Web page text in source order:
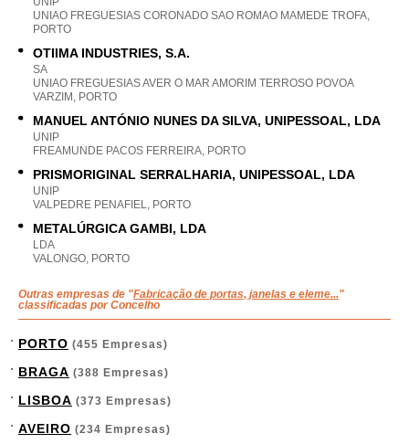
UNIAO FREGUESIAS CORONADO SAO ROMAO MAMEDE TROFA,
PORTO
OTIIMA INDUSTRIES, S.A.
SA
UNIAO FREGUESIAS AVER O MAR AMORIM TERROSO POVOA
VARZIM, PORTO
MANUEL ANTÓNIO NUNES DA SILVA, UNIPESSOAL, LDA
UNIP
FREAMUNDE PACOS FERREIRA, PORTO
PRISMORIGINAL SERRALHARIA, UNIPESSOAL, LDA
UNIP
VALPEDRE PENAFIEL, PORTO
METALÚRGICA GAMBI, LDA
LDA
VALONGO, PORTO
Outras empresas de "Fabricação de portas, janelas e eleme..."
classificadas por Concelho
PORTO (455 Empresas)
BRAGA (388 Empresas)
LISBOA (373 Empresas)
AVEIRO (234 Empresas)